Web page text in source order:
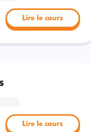
Lire le cours
Lire le cours